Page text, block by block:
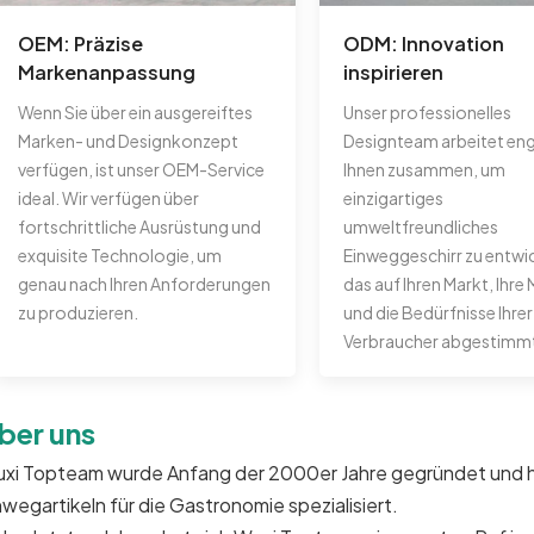
OEM: Präzise
Markenanpassung
Wenn Sie über ein ausgereiftes
Marken- und Designkonzept
verfügen, ist unser OEM-Service
ideal. Wir verfügen über
fortschrittliche Ausrüstung und
exquisite Technologie, um
genau nach Ihren Anforderungen
zu produzieren.
ODM: Innovation
inspirieren
Unser professionelles
Designteam arbeitet
Ihnen zusammen, um
einzigartiges
umweltfreundliches
Einweggeschirr zu
das auf Ihren Markt, Ihre
und die Bedürfnisse Ihrer
Verbraucher
uns
Topteam wurde Anfang der 2000er Jahre gegründet und
für die Gastronomie spezialisiert.